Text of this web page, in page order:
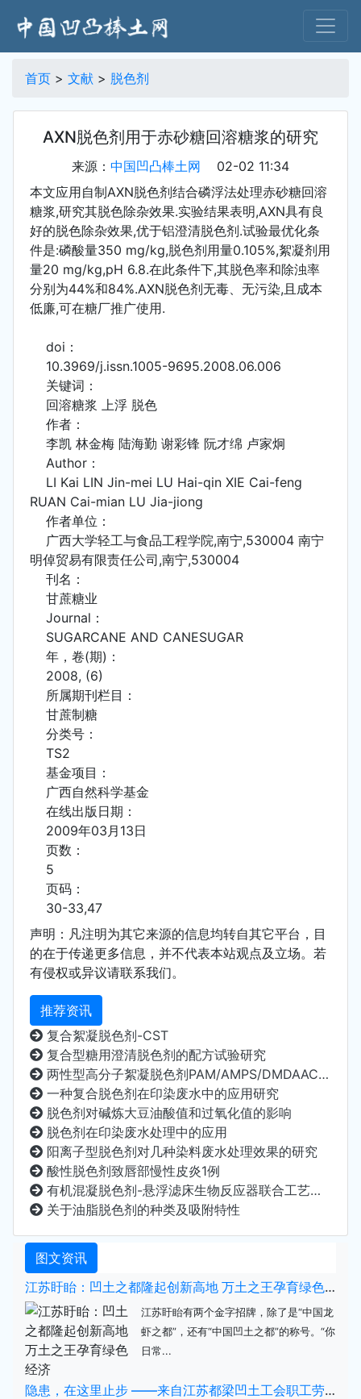
首页 > 文献 > 脱色剂
AXN脱色剂用于赤砂糖回溶糖浆的研究
来源： 中国凹凸棒土网 02-02 11:34
本文应用自制AXN脱色剂结合磷浮法处理赤砂糖回溶
糖浆,研究其脱色除杂效果.实验结果表明,AXN具有良
好的脱色除杂效果,优于铝澄清脱色剂.试验最优化条
件是:磷酸量350 mg/kg,脱色剂用量0.105%,絮凝剂用
量20 mg/kg,pH 6.8.在此条件下,其脱色率和除浊率
分别为44%和84%.AXN脱色剂无毒、无污染,且成本
低廉,可在糖厂推广使用.
doi：
10.3969/j.issn.1005-9695.2008.06.006
关键词：
回溶糖浆 上浮 脱色
作者：
李凯 林金梅 陆海勤 谢彩锋 阮才绵 卢家炯
Author：
LI Kai LIN Jin-mei LU Hai-qin XIE Cai-feng
RUAN Cai-mian LU Jia-jiong
作者单位：
广西大学轻工与食品工程学院,南宁,530004 南宁
明倬贸易有限责任公司,南宁,530004
刊名：
甘蔗糖业
Journal：
SUGARCANE AND CANESUGAR
年，卷(期)：
2008, (6)
所属期刊栏目：
甘蔗制糖
分类号：
TS2
基金项目：
广西自然科学基金
在线出版日期：
2009年03月13日
页数：
5
页码：
30-33,47
声明：凡注明为其它来源的信息均转自其它平台，目
的在于传递更多信息，并不代表本站观点及立场。若
有侵权或异议请联系我们。
推荐资讯
复合絮凝脱色剂-CST
复合型糖用澄清脱色剂的配方试验研究
两性型高分子絮凝脱色剂PAM/AMPS/DMDAAC的合成与表征
一种复合脱色剂在印染废水中的应用研究
脱色剂对碱炼大豆油酸值和过氧化值的影响
脱色剂在印染废水处理中的应用
阳离子型脱色剂对几种染料废水处理效果的研究
酸性脱色剂致唇部慢性皮炎1例
有机混凝脱色剂-悬浮滤床生物反应器联合工艺处理印染废水技术
关于油脂脱色剂的种类及吸附特性
图文资讯
江苏盱眙：凹土之都隆起创新高地 万土之王孕育绿色经济
江苏盱眙有两个金字招牌，除了是“中国龙
虾之都”，还有“中国凹土之都”的称号。“你
日常...
隐患，在这里止步 ——来自江苏都梁凹土工会职工劳动保护监督检查培训的报道